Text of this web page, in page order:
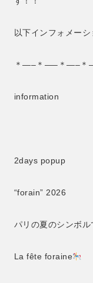
以下インフォメーシ
＊—–＊—–＊—–＊
information
2days popup
“forain” 2026
パリの夏のシンボ
La fête foraine